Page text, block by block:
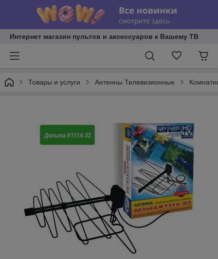
Интернет магазин пультов и аксессуаров к Вашему ТВ
Товары и услуги Антенны Телевизионные